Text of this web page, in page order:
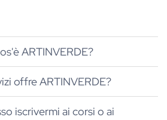
ARTINVERDE?
offre ARTINVERDE?
iscrivermi ai corsi o ai